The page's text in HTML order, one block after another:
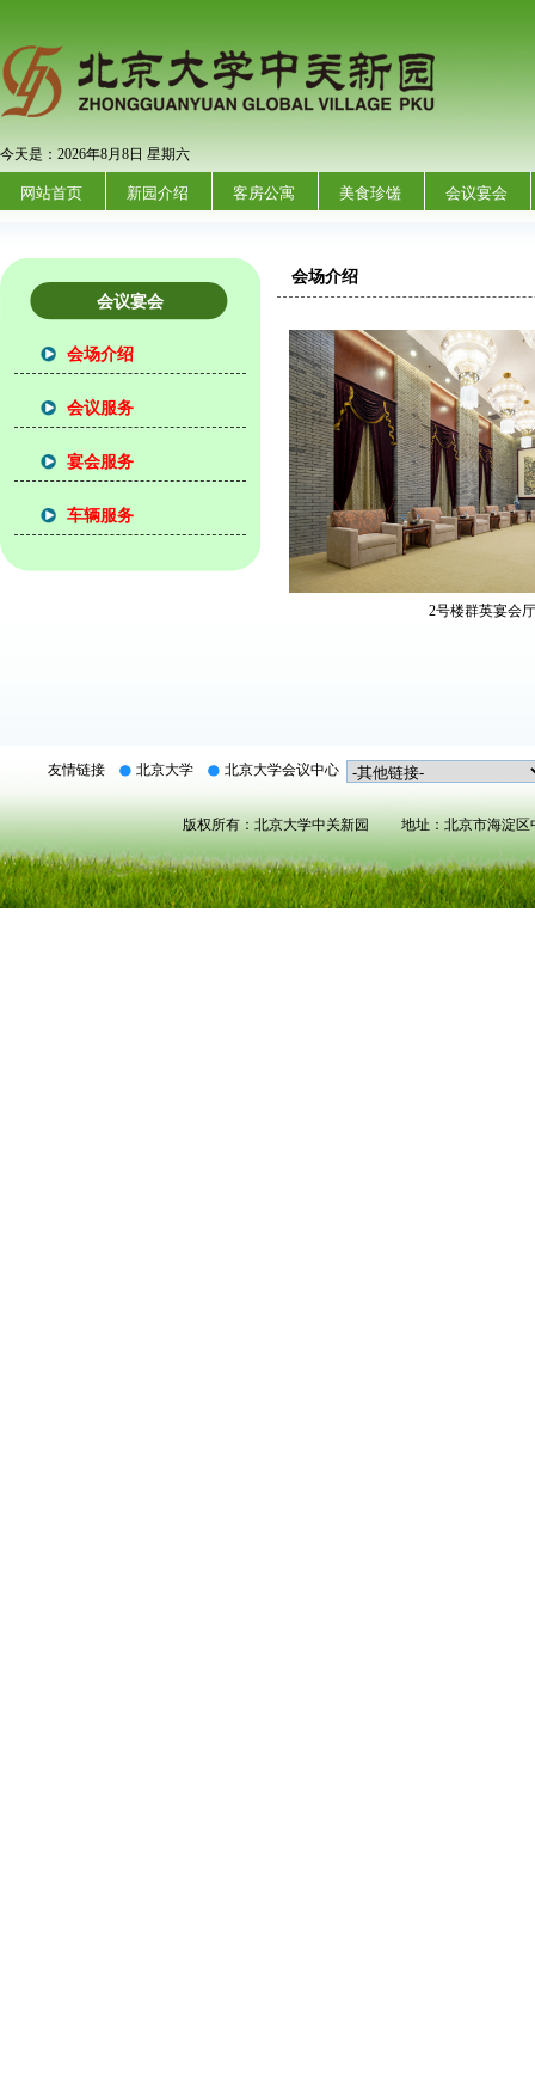
今天是：2026年8月8日 星期六
网站首页 新园介绍 客房公寓 美食珍馐 会议宴会
会议宴会
会场介绍
会议服务
宴会服务
车辆服务
会场介绍
2号楼群英宴会
友情链接 北京大学 北京大学会议中心
版权所有：北京大学中关新园 地址：北京市海